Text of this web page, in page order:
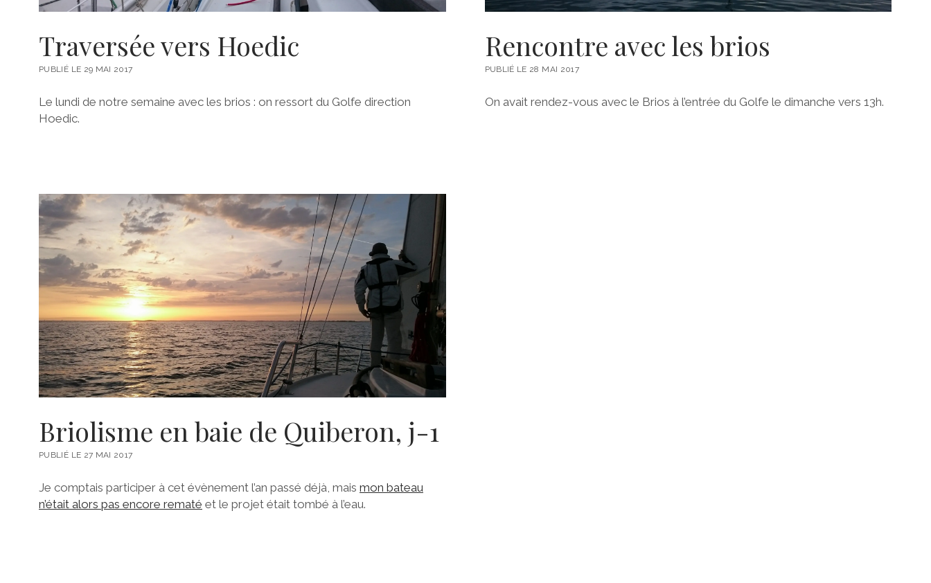
Traversée vers Hoedic
PUBLIÉ LE 29 MAI 2017
Le lundi de notre semaine avec les brios : on ressort du Golfe direction
Hoedic.
Rencontre avec les brios
PUBLIÉ LE 28 MAI 2017
On avait rendez-vous avec le Brios à l’entrée du Golfe le dimanche vers 13h.
Briolisme en baie de Quiberon, j-1
PUBLIÉ LE 27 MAI 2017
Je comptais participer à cet évènement l’an passé déjà, mais mon bateau
n’était alors pas encore rematé et le projet était tombé à l’eau.